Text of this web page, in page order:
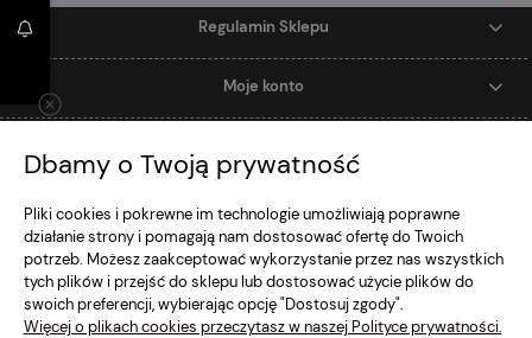
Regulamin Sklepu
Moje konto
Szybki Kontakt
pokaż pełną wersję strony
Sklep internetowy Shoper.pl
Dbamy o Twoją prywatność
Pliki cookies i pokrewne im technologie umożliwiają poprawne
działanie strony i pomagają nam dostosować ofertę do Twoich
potrzeb. Możesz zaakceptować wykorzystanie przez nas wszystkich
tych plików i przejść do sklepu lub dostosować użycie plików do
swoich preferencji, wybierając opcję "Dostosuj zgody".
Więcej o plikach cookies przeczytasz w naszej Polityce prywatności.